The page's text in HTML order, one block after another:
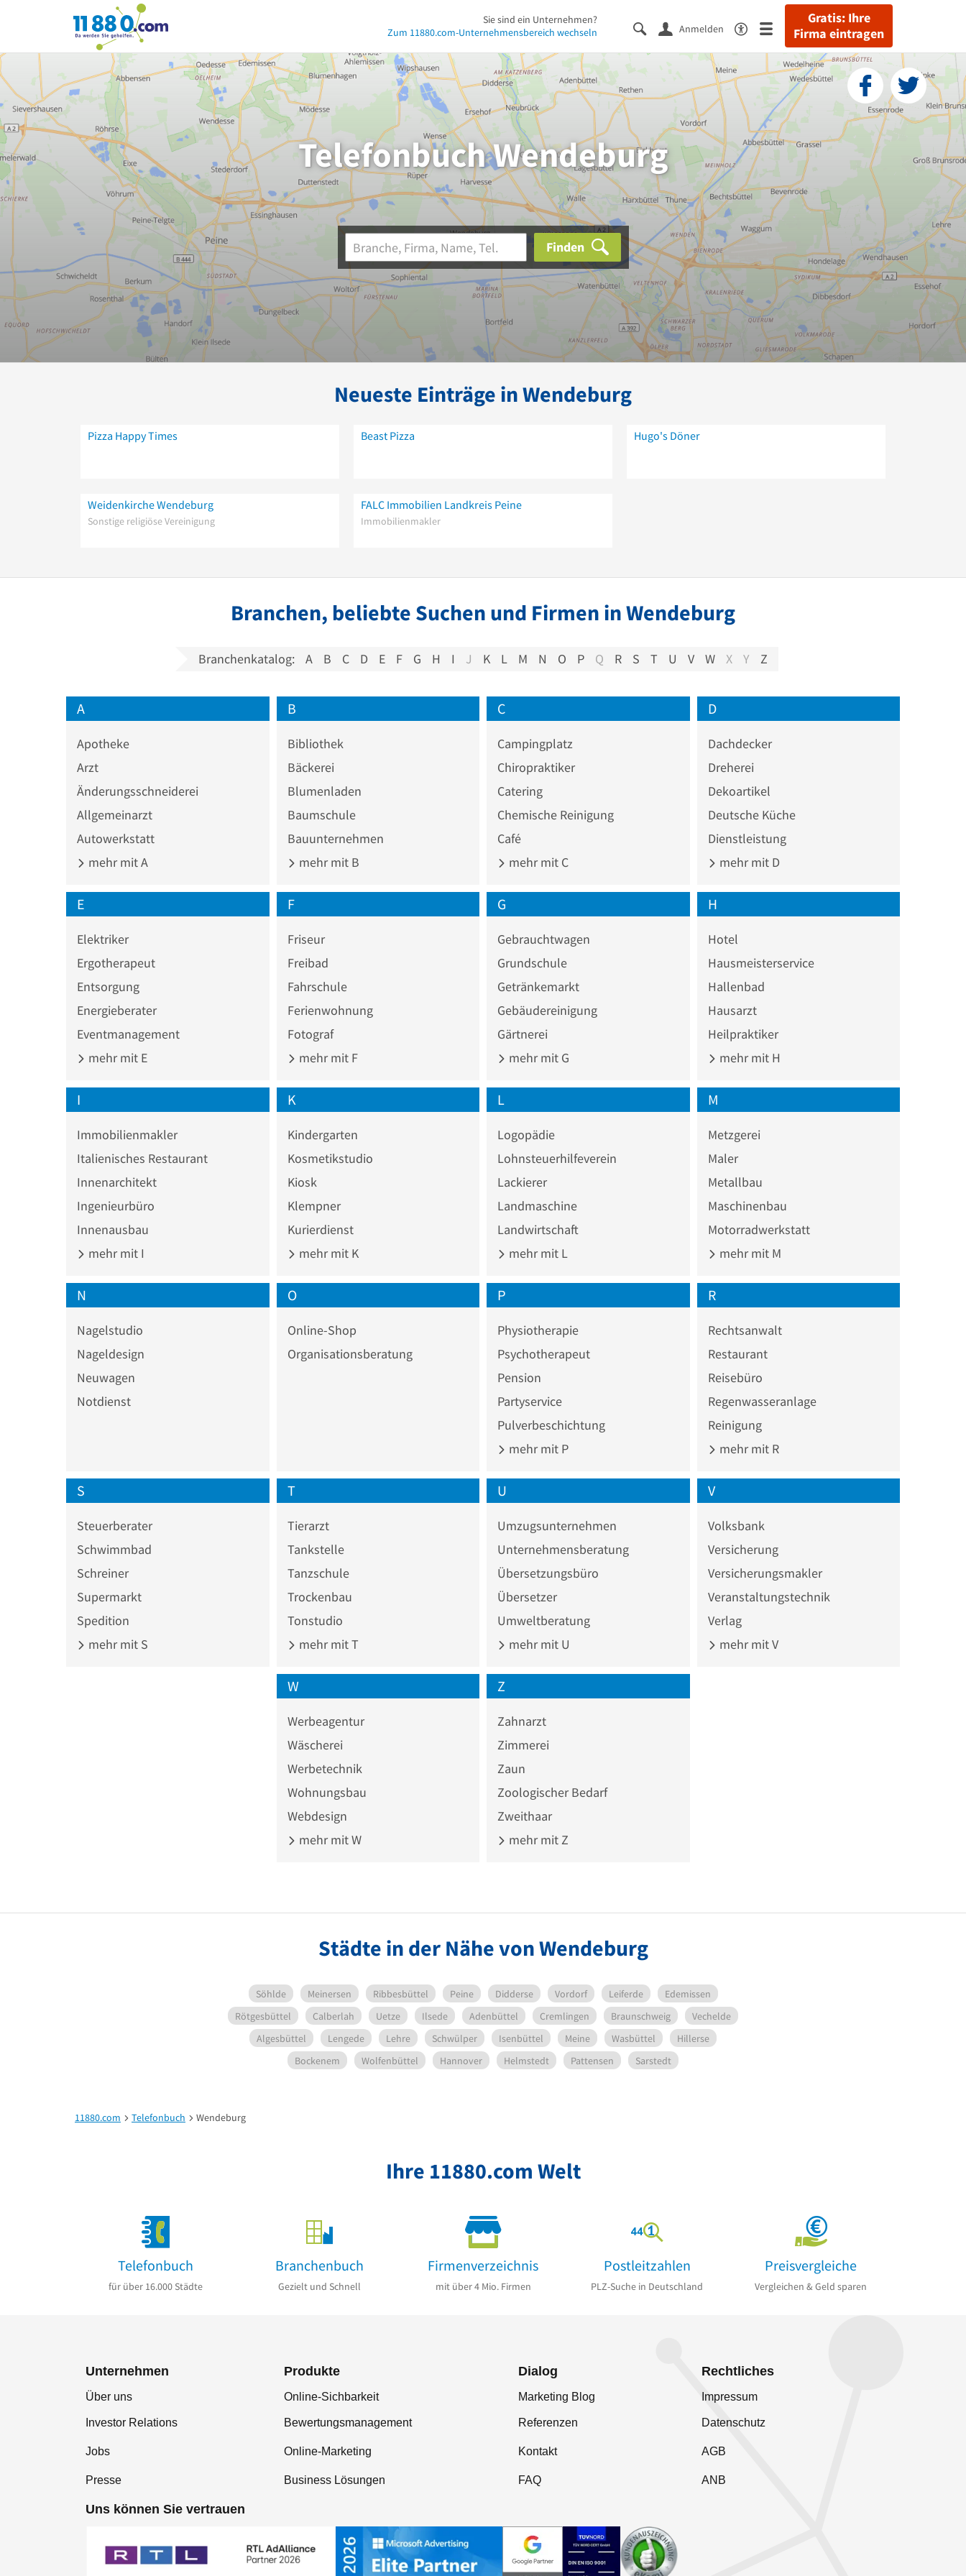
11880.com
Gratis: Ihre
Firma eintragen
Anmelden
Sie sind ein Unternehmen?
Zum 11880.com-Unternehmensbereich wechseln
Telefonbuch Wendeburg
Finden
Neueste Einträge in Wendeburg
Pizza Happy Times Beast Pizza Hugo's Döner
Weidenkirche Wendeburg
Sonstige religiöse Vereinigung
FALC Immobilien Landkreis Peine
Immobilienmakler
Branchen, beliebte Suchen und Firmen in Wendeburg
Branchenkatalog: A B C D E F G H I J K L M N O P Q R S T U V W X Y Z
A
Apotheke
Arzt
Änderungsschneiderei
Allgemeinarzt
Autowerkstatt
mehr mit A
B
Bibliothek
Bäckerei
Blumenladen
Baumschule
Bauunternehmen
mehr mit B
C
Campingplatz
Chiropraktiker
Catering
Chemische Reinigung
Café
mehr mit C
D
Dachdecker
Dreherei
Dekoartikel
Deutsche Küche
Dienstleistung
mehr mit D
E
Elektriker
Ergotherapeut
Entsorgung
Energieberater
Eventmanagement
mehr mit E
F
Friseur
Freibad
Fahrschule
Ferienwohnung
Fotograf
mehr mit F
G
Gebrauchtwagen
Grundschule
Getränkemarkt
Gebäudereinigung
Gärtnerei
mehr mit G
H
Hotel
Hausmeisterservice
Hallenbad
Hausarzt
Heilpraktiker
mehr mit H
I
Immobilienmakler
Italienisches Restaurant
Innenarchitekt
Ingenieurbüro
Innenausbau
mehr mit I
K
Kindergarten
Kosmetikstudio
Kiosk
Klempner
Kurierdienst
mehr mit K
L
Logopädie
Lohnsteuerhilfeverein
Lackierer
Landmaschine
Landwirtschaft
mehr mit L
M
Metzgerei
Maler
Metallbau
Maschinenbau
Motorradwerkstatt
mehr mit M
N
Nagelstudio
Nageldesign
Neuwagen
Notdienst
O
Online-Shop
Organisationsberatung
P
Physiotherapie
Psychotherapeut
Pension
Partyservice
Pulverbeschichtung
mehr mit P
R
Rechtsanwalt
Restaurant
Reisebüro
Regenwasseranlage
Reinigung
mehr mit R
S
Steuerberater
Schwimmbad
Schreiner
Supermarkt
Spedition
mehr mit S
T
Tierarzt
Tankstelle
Tanzschule
Trockenbau
Tonstudio
mehr mit T
U
Umzugsunternehmen
Unternehmensberatung
Übersetzungsbüro
Übersetzer
Umweltberatung
mehr mit U
V
Volksbank
Versicherung
Versicherungsmakler
Veranstaltungstechnik
Verlag
mehr mit V
W
Werbeagentur
Wäscherei
Werbetechnik
Wohnungsbau
Webdesign
mehr mit W
Z
Zahnarzt
Zimmerei
Zaun
Zoologischer Bedarf
Zweithaar
mehr mit Z
Städte in der Nähe von Wendeburg
Söhlde Meinersen Ribbesbüttel Peine Didderse Vordorf Leiferde
Edemissen
Rötgesbüttel
Calberlah Uetze Ilsede Adenbüttel Cremlingen Braunschweig
Vechelde
Algesbüttel
Lengede Lehre Schwülper Isenbüttel Meine Wasbüttel
Hillerse
Bockenem
Wolfenbüttel Hannover Helmstedt Pattensen Sarstedt
11880.com Telefonbuch Wendeburg
Ihre 11880.com Welt
Telefonbuch
für über 16.000 Städte
Branchenbuch
Gezielt und Schnell
Firmenverzeichnis
mit über 4 Mio. Firmen
Postleitzahlen
PLZ-Suche in Deutschland
Preisvergleiche
Vergleichen & Geld sparen
Unternehmen
Über uns
Investor Relations
Jobs
Presse
Produkte
Online-Sichbarkeit
Bewertungsmanagement
Online-Marketing
Business Lösungen
Dialog
Marketing Blog
Referenzen
Kontakt
FAQ
Rechtliches
Impressum
Datenschutz
AGB
ANB
Uns können Sie vertrauen